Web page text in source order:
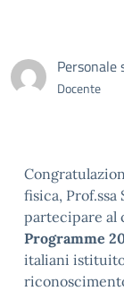
Personale
Docente
fisica, Prof.ssa
partecipare al
Programme
italiani istituito